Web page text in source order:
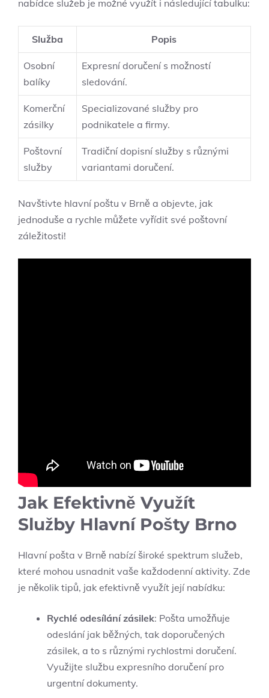
nabídce služeb je možné využít i následující tabulku:
Služba Popis
Osobní
balíky
Expresní doručení s možností
sledování.
Komerční
zásilky
Specializované služby pro
podnikatele a firmy.
Poštovní
služby
Tradiční dopisní služby s různými
variantami doručení.
Navštivte hlavní poštu v Brně a objevte, jak
jednoduše a rychle můžete vyřídit své poštovní
záležitosti!
Jak Efektivně Využít
Služby Hlavní Pošty Brno
Hlavní pošta v Brně nabízí široké spektrum služeb,
které mohou usnadnit vaše každodenní aktivity. Zde
je několik tipů, jak efektivně využít její nabídku:
Rychlé odesílání zásilek: Pošta umožňuje
odeslání jak běžných, tak doporučených
zásilek, a to s různými rychlostmi doručení.
Využijte službu expresního doručení pro
urgentní dokumenty.